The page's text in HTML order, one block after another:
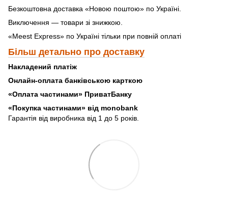
Безкоштовна доставка «Новою поштою» по Україні.
Виключення — товари зі знижкою.
«Meest Express» по Україні тільки при повній оплаті
Більш детально про доставку
Накладений платіж
Онлайн-оплата банківською карткою
«Оплата частинами» ПриватБанку
«Покупка частинами» від monobank
Гарантія від виробника від 1 до 5 років.